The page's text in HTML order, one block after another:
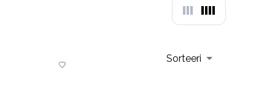
Sorteeri